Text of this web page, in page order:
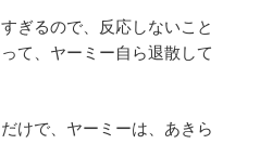
ぎるので、反応しないこと
て、ヤーミー自ら退散して
けで、ヤーミーは、あきら